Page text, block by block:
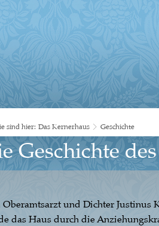
Suche
sind hier: Das Kernerhaus Geschichte
Geschichte
Oberamtsarzt und Dichter Justinus
das Haus durch die